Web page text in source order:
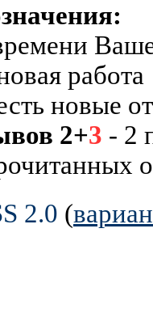
работа
новые
2+3 - 2
2.0 (